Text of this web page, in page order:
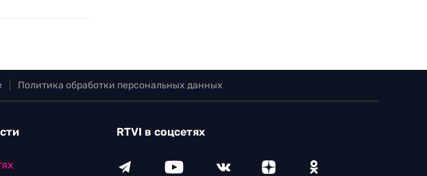
Политика обработки персональных данных
RTVI в соцсетях